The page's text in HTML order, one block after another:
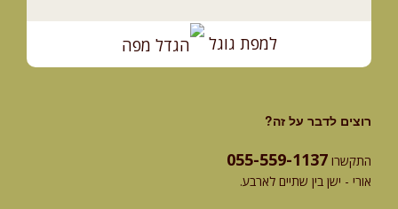
למפת גוגל
רוצים לדבר על זה?
התקשרו055-559-1137
אורי - ישן בין שתיים לארבע.